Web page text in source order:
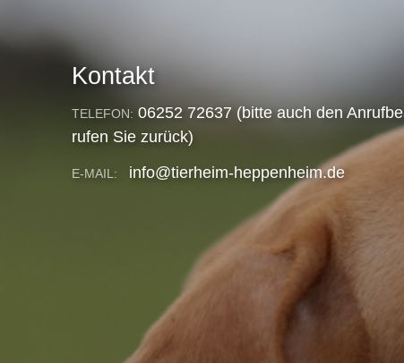
Kontakt
TELEFON: 06252 72637 (bitte auch den
rufen Sie zurück)
E-MAIL: info@tierheim-heppenheim.de